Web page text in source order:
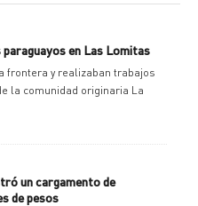
en Las Lomitas
frontera y realizaban trabajos
la comunidad originaria La
un cargamento de
de pesos